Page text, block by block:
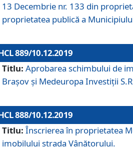
13 Decembrie nr. 133 din
proprietatea publică a
889/10.12.2019
Titlu: Aprobarea schimbului de
Brașov și Medeuropa Investiții
888/10.12.2019
Titlu: Înscrierea în proprietatea
imobilului strada Vânătorului.